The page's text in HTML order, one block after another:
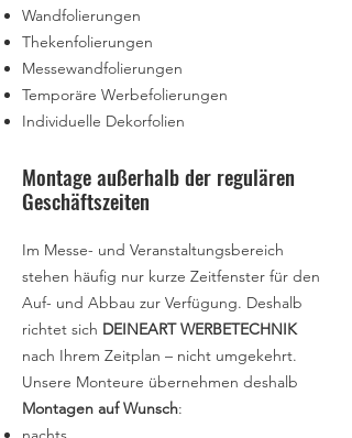
Wandfolierungen
Thekenfolierungen
Messewandfolierungen
Temporäre Werbefolierungen
Individuelle Dekorfolien
Montage außerhalb der regulären
Geschäftszeiten
Im Messe- und Veranstaltungsbereich
stehen häufig nur kurze Zeitfenster für den
Auf- und Abbau zur Verfügung. Deshalb
richtet sich DEINEART WERBETECHNIK
nach Ihrem Zeitplan – nicht umgekehrt.
Unsere Monteure übernehmen deshalb
Montagen auf Wunsch: